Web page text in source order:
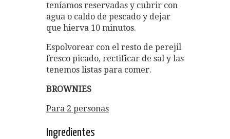
teníamos reservadas y cubrir con
agua o caldo de pescado y dejar
que hierva 10 minutos.
Espolvorear con el resto de perejil
fresco picado, rectificar de sal y las
tenemos listas para comer.
BROWNIES
Para 2 personas
Ingredientes